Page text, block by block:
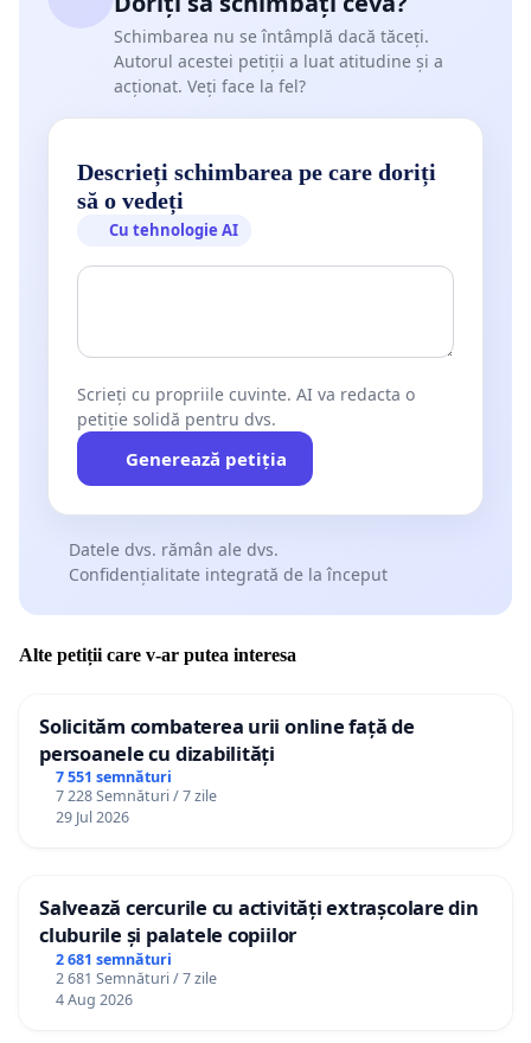
Schimbarea nu se întâmplă dacă tăceți.
Autorul acestei petiții a luat atitudine și a
acționat. Veți face la fel?
Descrieți schimbarea pe care doriți
să o vedeți
Cu tehnologie AI
Scrieți cu propriile cuvinte. AI va redacta o
petiție solidă pentru dvs.
Generează petiția
Datele dvs. rămân ale dvs.
Confidențialitate integrată de la început
Alte petiții care v-ar putea interesa
Solicităm combaterea urii online față de
persoanele cu dizabilități
7 551 semnături
7 228 Semnături / 7 zile
29 Jul 2026
Salvează cercurile cu activități extrașcolare din
cluburile și palatele copiilor
2 681 semnături
2 681 Semnături / 7 zile
4 Aug 2026